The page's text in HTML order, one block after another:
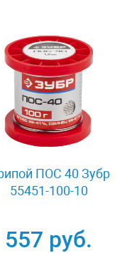
ПОС 40 Зубр
55451-100-10
557 руб.